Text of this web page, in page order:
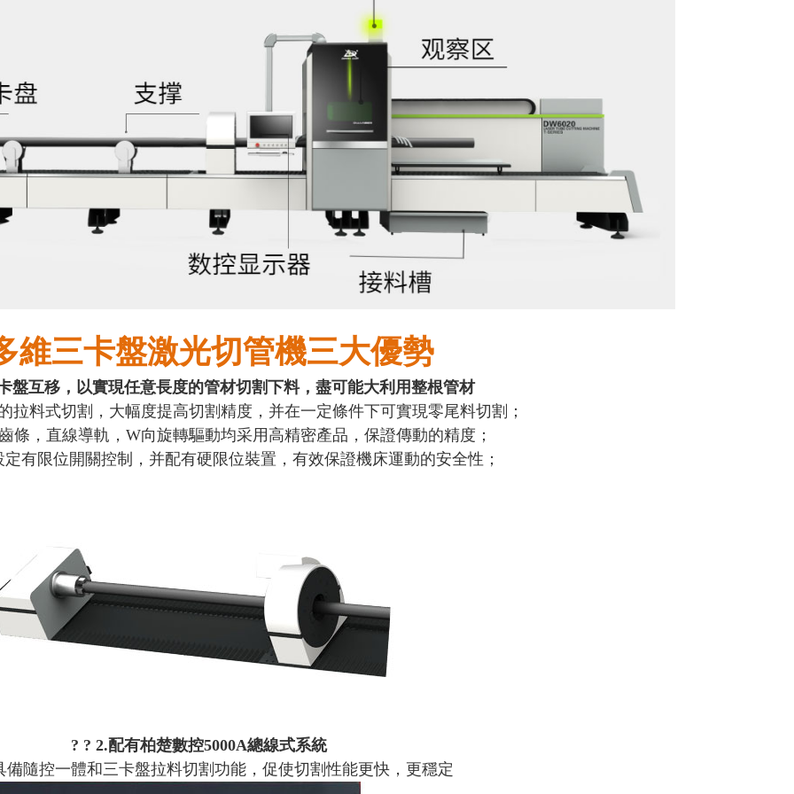
維三卡盤激光切管機三大優勢
盤互移，以實現任意長度的管材切割下料，盡可能大利用整根管材
拉料式切割，大幅度提高切割精度，并在一定條件下可實現零尾料切割；
條，直線導軌，W向旋轉驅動均采用高精密產品，保證傳動的精度；
定有限位開關控制，并配有硬限位裝置，有效保證機床運動的安全性；
? ? 2.配有柏楚數控5000A總線式系統
備隨控一體和三卡盤拉料切割功能，促使切割性能更快，更穩定